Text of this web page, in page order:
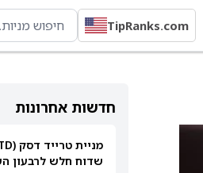
TipRanks.com
חדשות אחרונות
שדוח חלש לרבעון